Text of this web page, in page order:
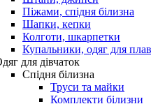
Піжами, спідня білизна
Шапки, кепки
Колготи, шкарпетки
Купальники, одяг для
для дівчаток
Спідня білизна
Труси та майки
Комплекти білизни